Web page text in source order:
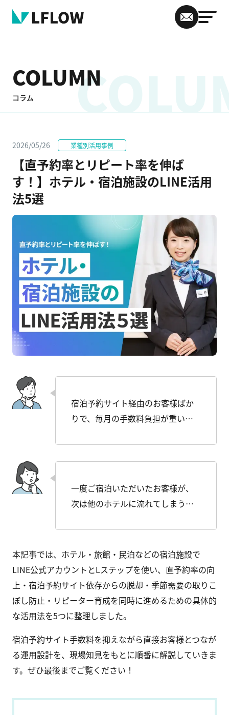
COLUMN
コラム
2026/05/26 業種別活用事例
【直予約率とリピート率を伸ば
す！】ホテル・宿泊施設のLINE活用
法5選
宿泊予約サイト経由のお客様ばか
りで、毎月の手数料負担が重い…
一度ご宿泊いただいたお客様が、
次は他のホテルに流れてしまう…
本記事では、ホテル・旅館・民泊などの宿泊施設で
LINE公式アカウントとLステップを使い、直予約率の向
上・宿泊予約サイト依存からの脱却・季節需要の取りこ
ぼし防止・リピーター育成を同時に進めるための具体的
な活用法を5つに整理しました。
宿泊予約サイト手数料を抑えながら直接お客様とつなが
る運用設計を、現場知見をもとに順番に解説していきま
す。ぜひ最後までご覧ください！